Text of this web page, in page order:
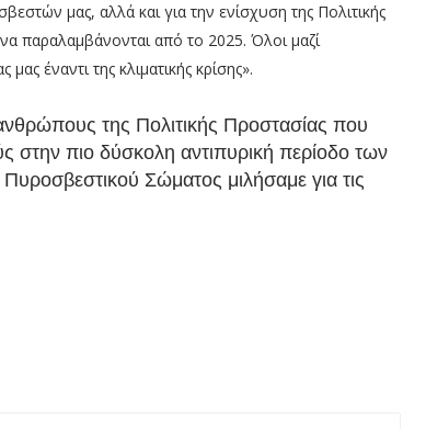
μας, αλλά και για την ενίσχυση της Πολιτικής
παραλαμβάνονται από το 2025. Όλοι μαζί
έναντι της κλιματικής κρίσης».
της Πολιτικής Προστασίας που
στην πιο δύσκολη αντιπυρική περίοδο των
Σώματος μιλήσαμε για τις